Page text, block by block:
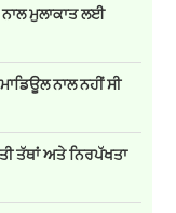
ਮੁਲਾਕਾਤ ਲਈ
ਨਾਲ ਨਹੀਂ ਸੀ
ਤੱਥਾਂ ਅਤੇ ਨਿਰਪੱਖਤਾ